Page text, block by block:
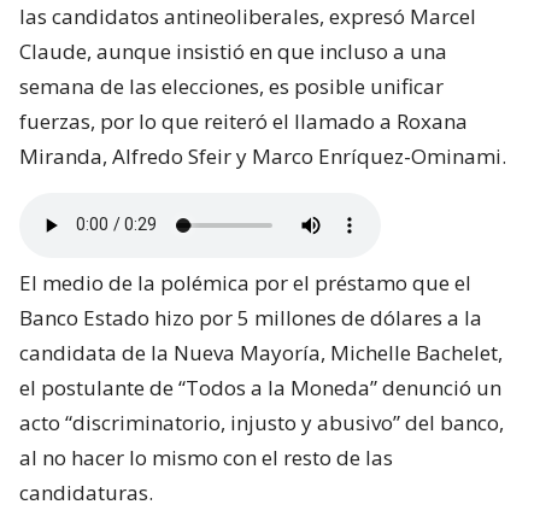
las candidatos antineoliberales, expresó Marcel
Claude, aunque insistió en que incluso a una
semana de las elecciones, es posible unificar
fuerzas, por lo que reiteró el llamado a Roxana
Miranda, Alfredo Sfeir y Marco Enríquez-Ominami.
El medio de la polémica por el préstamo que el
Banco Estado hizo por 5 millones de dólares a la
candidata de la Nueva Mayoría, Michelle Bachelet,
el postulante de “Todos a la Moneda” denunció un
acto “discriminatorio, injusto y abusivo” del banco,
al no hacer lo mismo con el resto de las
candidaturas.